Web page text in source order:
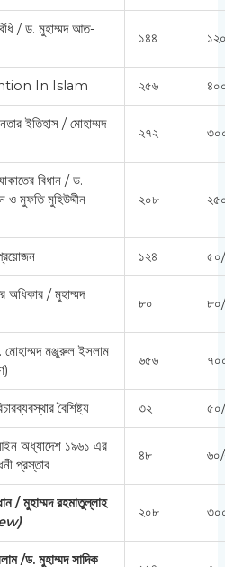
/ ড. মুহাম্মদ আত-
১৪৪
In Islam ২৫৬
ইতিহাস / মোহাম্মদ
২৭২
বিধান / ড.
মুফতি মুহিউদ্দীন
২০৮
১২৪
অধিকার / মুহাম্মদ
৮০
মঞ্জুরুল ইসলাম
৬৫৬
বৈশিষ্ট্য ৩২
অধ্যাদেশ ১৯৬১ এর
প্রস্তাব
৪৮
/ মুহাম্মদ রহমাতুল্লাহ
২০৮
/ড. মুহাম্মদ সাদিক